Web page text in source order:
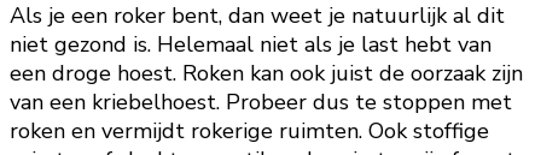
Als je een roker bent, dan weet je natuurlijk al dit
niet gezond is. Helemaal niet als je last hebt van
een droge hoest. Roken kan ook juist de oorzaak zijn
van een kriebelhoest. Probeer dus te stoppen met
roken en vermijdt rokerige ruimten. Ook stoffige